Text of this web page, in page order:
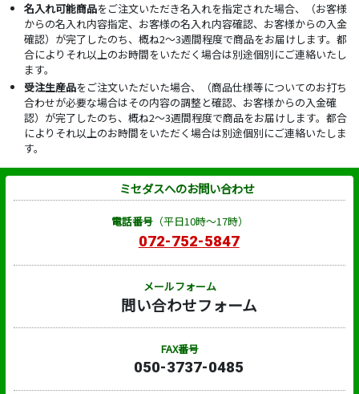
名入れ可能商品をご注文いただき名入れを指定された場合、（お客様
からの名入れ内容指定、お客様の名入れ内容確認、お客様からの入金
確認）が完了したのち、概ね2～3週間程度で商品をお届けします。都
合によりそれ以上のお時間をいただく場合は別途個別にご連絡いたし
ます。
受注生産品をご注文いただいた場合、（商品仕様等についてのお打ち
合わせが必要な場合はその内容の調整と確認、お客様からの入金確
認）が完了したのち、概ね2～3週間程度で商品をお届けします。都合
によりそれ以上のお時間をいただく場合は別途個別にご連絡いたしま
す。
ミセダスへのお問い合わせ
電話番号（平日10時～17時）
072-752-5847
メールフォーム
問い合わせフォーム
FAX番号
050-3737-0485